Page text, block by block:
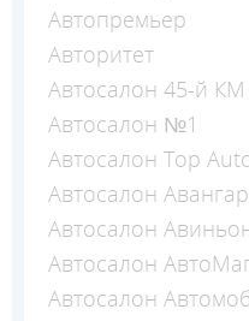
Автопремьер
Авторитет
Автосалон 45-й КМ
Автосалон №1
Автосалон Top
Автосалон
Автосалон
Автосалон
Автосалон